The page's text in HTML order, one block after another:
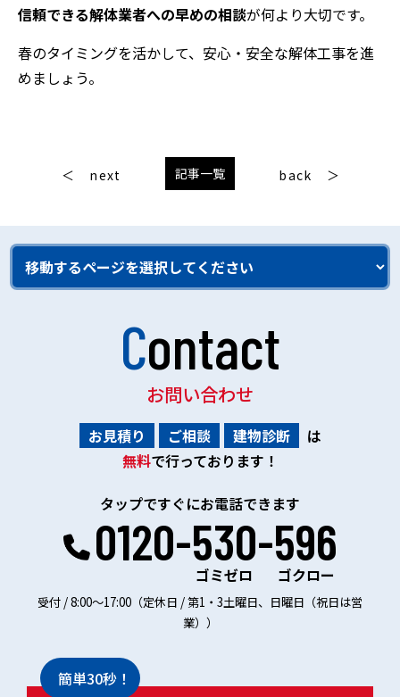
信頼できる解体業者への早めの相談が何より大切です。
春のタイミングを活かして、安心・安全な解体工事を進
めましょう。
next 記事一覧 back
Contact
お問い合わせ
お見積り ご相談 建物診断
は
無料で行っております！
タップですぐにお電話できます
0120-530-596
ゴミゼロ ゴクロー
受付 / 8:00～17:00（定休日 / 第1・3土曜日、日曜日（祝日は営
業））
簡単30秒！